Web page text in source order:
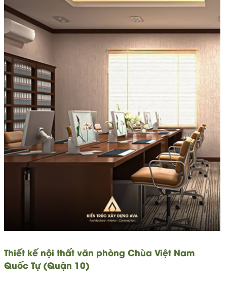
Thiết kế nội thất văn phòng Chùa Việt Nam
Quốc Tự (Quận 10)